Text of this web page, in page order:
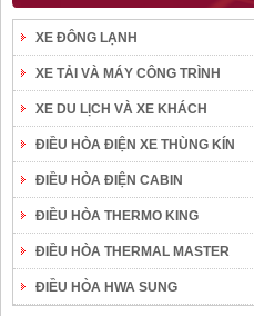
XE ĐÔNG LẠNH
XE TẢI VÀ MÁY CÔNG TRÌNH
XE DU LỊCH VÀ XE KHÁCH
ĐIỀU HÒA ĐIỆN XE THÙNG KÍN
ĐIỀU HÒA ĐIỆN CABIN
ĐIỀU HÒA THERMO KING
ĐIỀU HÒA THERMAL MASTER
ĐIỀU HÒA HWA SUNG